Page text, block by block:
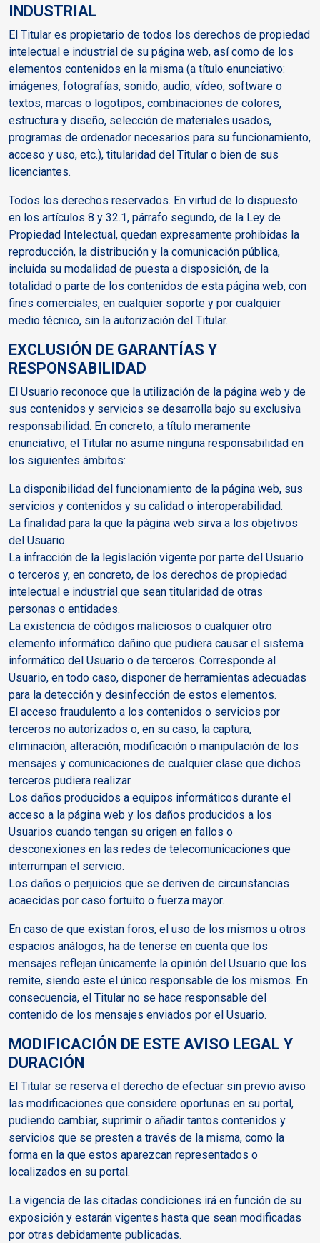
INDUSTRIAL
El Titular es propietario de todos los derechos de propiedad
intelectual e industrial de su página web, así como de los
elementos contenidos en la misma (a título enunciativo:
imágenes, fotografías, sonido, audio, vídeo, software o
textos, marcas o logotipos, combinaciones de colores,
estructura y diseño, selección de materiales usados,
programas de ordenador necesarios para su funcionamiento,
acceso y uso, etc.), titularidad del Titular o bien de sus
licenciantes.
Todos los derechos reservados. En virtud de lo dispuesto
en los artículos 8 y 32.1, párrafo segundo, de la Ley de
Propiedad Intelectual, quedan expresamente prohibidas la
reproducción, la distribución y la comunicación pública,
incluida su modalidad de puesta a disposición, de la
totalidad o parte de los contenidos de esta página web, con
fines comerciales, en cualquier soporte y por cualquier
medio técnico, sin la autorización del Titular.
EXCLUSIÓN DE GARANTÍAS Y
RESPONSABILIDAD
El Usuario reconoce que la utilización de la página web y de
sus contenidos y servicios se desarrolla bajo su exclusiva
responsabilidad. En concreto, a título meramente
enunciativo, el Titular no asume ninguna responsabilidad en
los siguientes ámbitos:
La disponibilidad del funcionamiento de la página web, sus
servicios y contenidos y su calidad o interoperabilidad.
La finalidad para la que la página web sirva a los objetivos
del Usuario.
La infracción de la legislación vigente por parte del Usuario
o terceros y, en concreto, de los derechos de propiedad
intelectual e industrial que sean titularidad de otras
personas o entidades.
La existencia de códigos maliciosos o cualquier otro
elemento informático dañino que pudiera causar el sistema
informático del Usuario o de terceros. Corresponde al
Usuario, en todo caso, disponer de herramientas adecuadas
para la detección y desinfección de estos elementos.
El acceso fraudulento a los contenidos o servicios por
terceros no autorizados o, en su caso, la captura,
eliminación, alteración, modificación o manipulación de los
mensajes y comunicaciones de cualquier clase que dichos
terceros pudiera realizar.
Los daños producidos a equipos informáticos durante el
acceso a la página web y los daños producidos a los
Usuarios cuando tengan su origen en fallos o
desconexiones en las redes de telecomunicaciones que
interrumpan el servicio.
Los daños o perjuicios que se deriven de circunstancias
acaecidas por caso fortuito o fuerza mayor.
En caso de que existan foros, el uso de los mismos u otros
espacios análogos, ha de tenerse en cuenta que los
mensajes reflejan únicamente la opinión del Usuario que los
remite, siendo este el único responsable de los mismos. En
consecuencia, el Titular no se hace responsable del
contenido de los mensajes enviados por el Usuario.
MODIFICACIÓN DE ESTE AVISO LEGAL Y
DURACIÓN
El Titular se reserva el derecho de efectuar sin previo aviso
las modificaciones que considere oportunas en su portal,
pudiendo cambiar, suprimir o añadir tantos contenidos y
servicios que se presten a través de la misma, como la
forma en la que estos aparezcan representados o
localizados en su portal.
La vigencia de las citadas condiciones irá en función de su
exposición y estarán vigentes hasta que sean modificadas
por otras debidamente publicadas.